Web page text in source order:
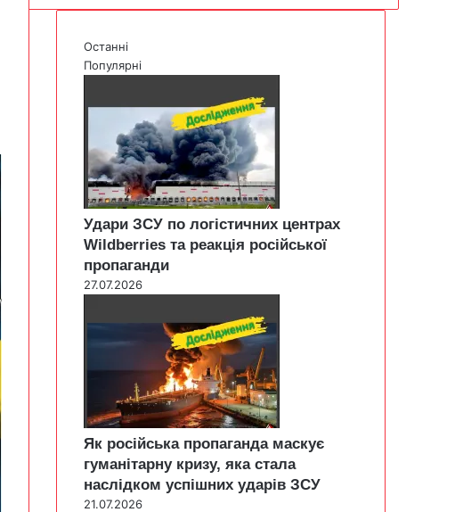
Останні
Популярні
Удари ЗСУ по логістичних центрах
Wildberries та реакція російської
пропаганди
27.07.2026
Як російська пропаганда маскує
гуманітарну кризу, яка стала
наслідком успішних ударів ЗСУ
21.07.2026